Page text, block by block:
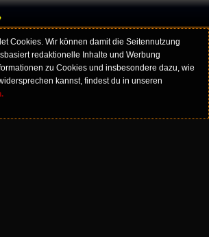
Cookies. Wir können damit die Seitennutzung
redaktionelle Inhalte und Werbung
zu Cookies und insbesondere dazu, wie
kannst, findest du in unseren